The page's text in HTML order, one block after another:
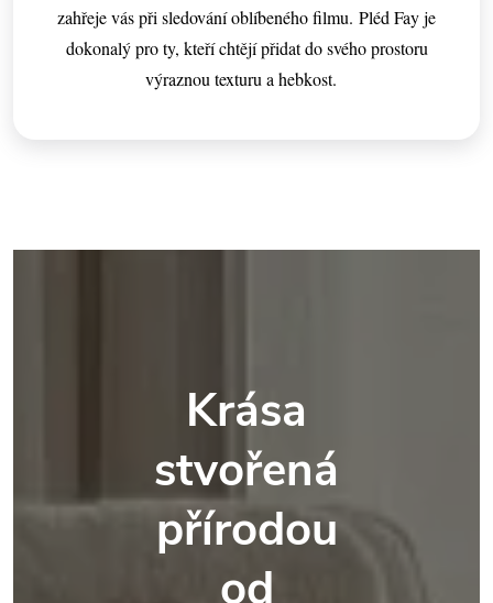
zahřeje vás při sledování oblíbeného filmu. Pléd Fay je
dokonalý pro ty, kteří chtějí přidat do svého prostoru
výraznou texturu a hebkost.
Krása
stvořená
přírodou
od